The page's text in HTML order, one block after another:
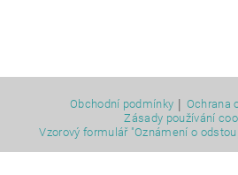
Obchodní podmínky Ochrana
Zásady používání
Vzorový formulář "Oznámení o